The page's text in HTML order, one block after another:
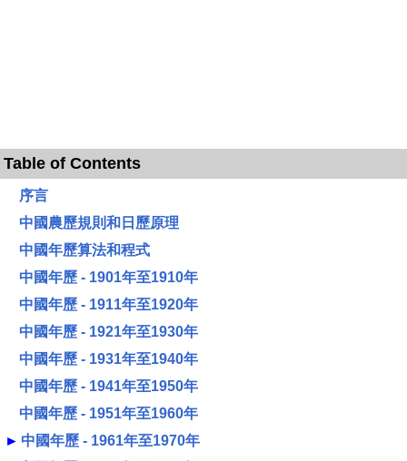
Table of Contents
序言
中國農歷規則和日歷原理
中國年歷算法和程式
中國年歷 - 1901年至1910年
中國年歷 - 1911年至1920年
中國年歷 - 1921年至1930年
中國年歷 - 1931年至1940年
中國年歷 - 1941年至1950年
中國年歷 - 1951年至1960年
► 中國年歷 - 1961年至1970年